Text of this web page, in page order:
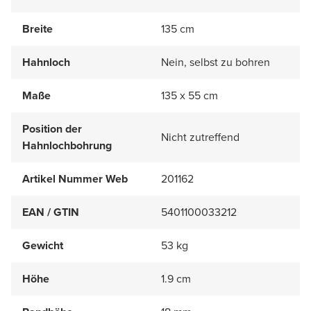
Breite 135 cm
Hahnloch Nein, selbst zu bohren
Maße 135 x 55 cm
Position der
Hahnlochbohrung
Nicht zutreffend
Artikel Nummer Web 201162
EAN / GTIN 5401100033212
Gewicht 53 kg
Höhe 1.9 cm